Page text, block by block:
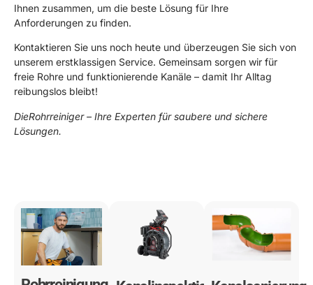
Ihnen zusammen, um die beste Lösung für Ihre
Anforderungen zu finden.
Kontaktieren Sie uns noch heute und überzeugen Sie sich von
unserem erstklassigen Service. Gemeinsam sorgen wir für
freie Rohre und funktionierende Kanäle – damit Ihr Alltag
reibungslos bleibt!
DieRohrreiniger – Ihre Experten für saubere und sichere
Lösungen.